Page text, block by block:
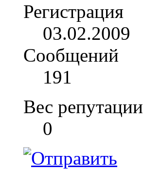
Регистрация
03.02.2009
Сообщений
191
Вес репутации
0